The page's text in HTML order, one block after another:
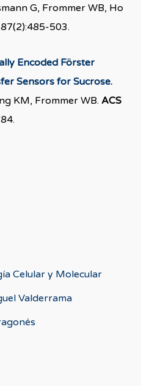
G, Frommer WB, Ho
503.
Encoded Förster
Sensors for Sucrose.
KM, Frommer WB. ACS
Celular y Molecular
Valderrama